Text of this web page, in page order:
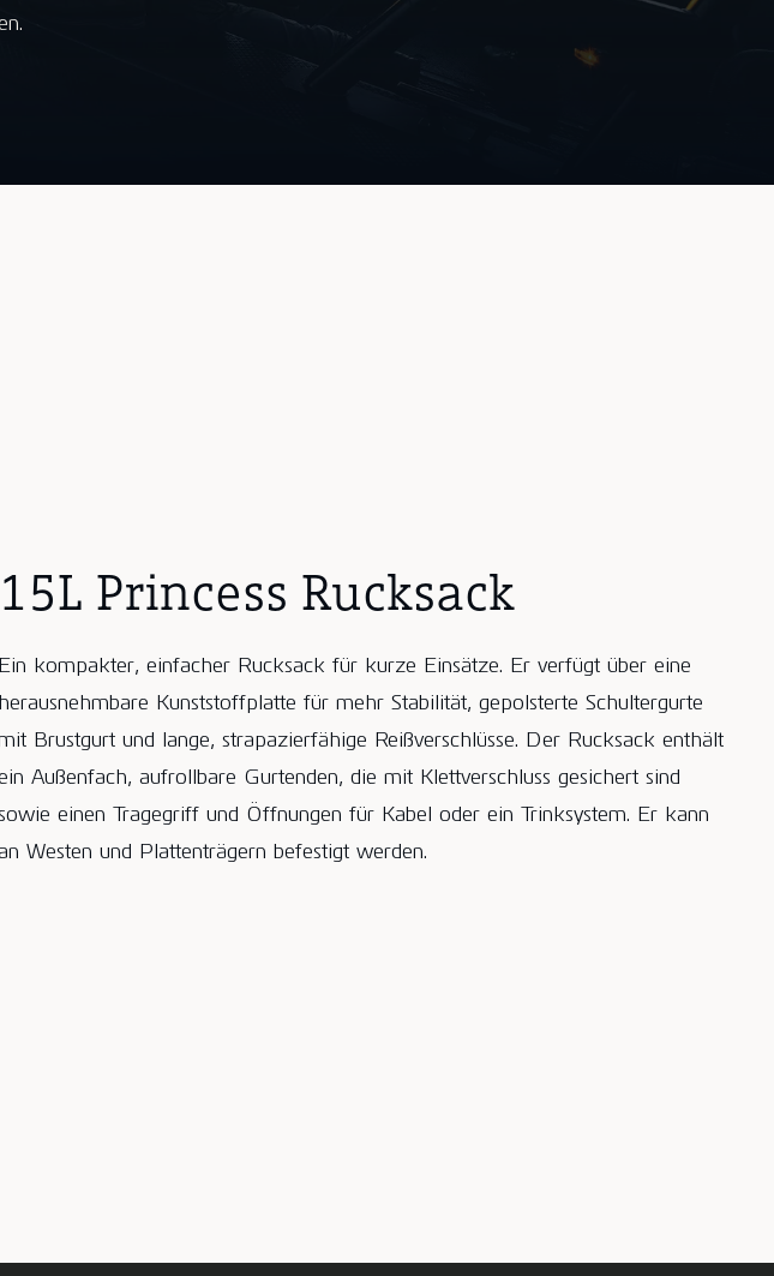
15L Princess Rucksack
Ein kompakter, einfacher Rucksack für kurze Einsätze. Er verfügt über eine
herausnehmbare Kunststoffplatte für mehr Stabilität, gepolsterte Schultergurte
Brustgurt und lange, strapazierfähige Reißverschlüsse. Der Rucksack enthält
Außenfach, aufrollbare Gurtenden, die mit Klettverschluss gesichert sind
einen Tragegriff und Öffnungen für Kabel oder ein Trinksystem. Er kann
Westen und Plattenträgern befestigt werden.